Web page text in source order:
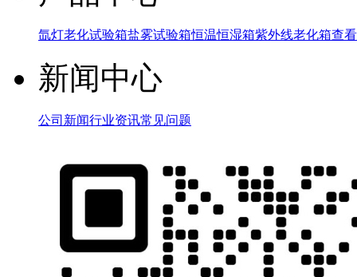
氙灯老化试验箱盐雾试验箱恒温恒湿箱紫外线老化箱查
新闻中心
公司新闻行业资讯常见问题